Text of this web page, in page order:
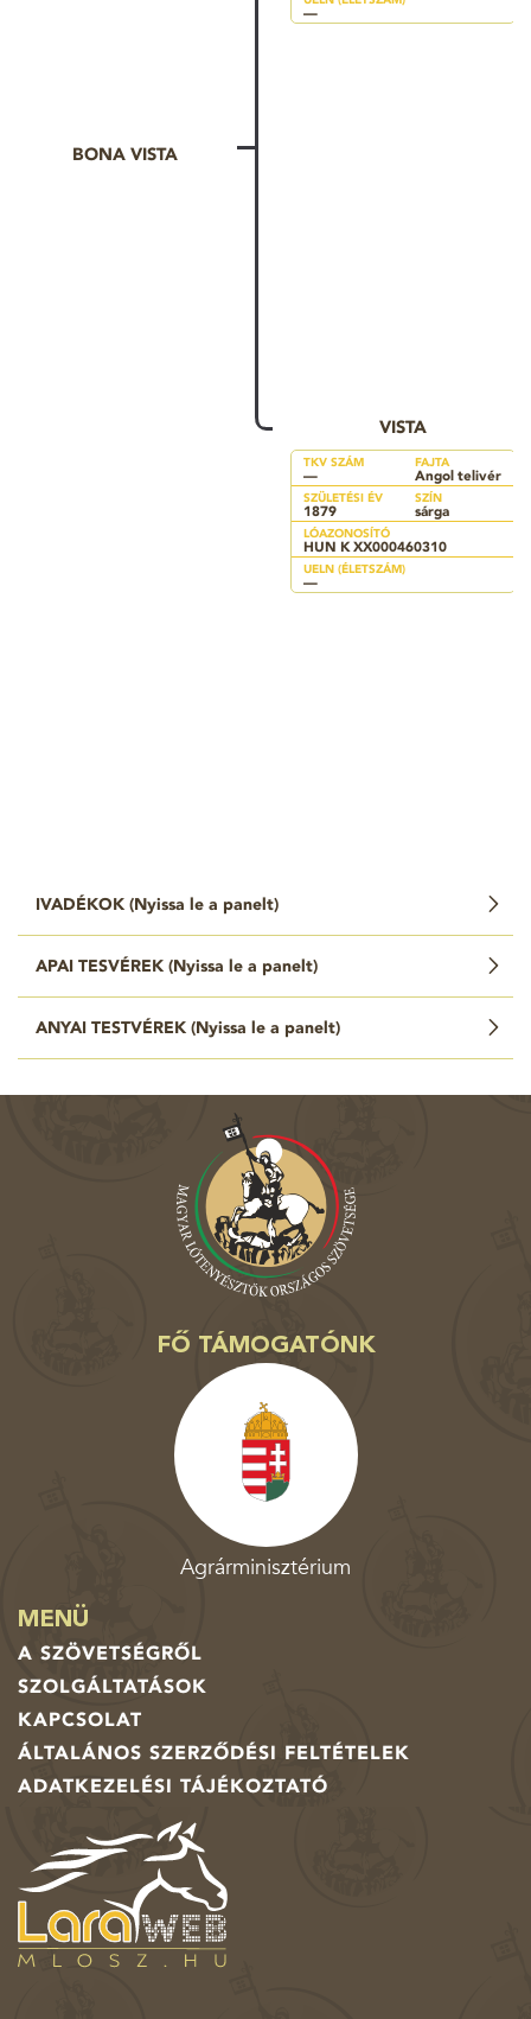
BONA VISTA
—
VISTA
TKV SZÁM
—
FAJTA
Angol telivér
SZÜLETÉSI ÉV
1879
SZÍN
sárga
LÓAZONOSÍTÓ
HUN K XX000460310
UELN (ÉLETSZÁM)
—
IVADÉKOK ( Nyissa le a panelt)
APAI TESVÉREK ( Nyissa le a panelt)
ANYAI TESTVÉREK ( Nyissa le a panelt)
FŐ TÁMOGATÓNK
Agrárminisztérium
MENÜ
A SZÖVETSÉGRŐL
SZOLGÁLTATÁSOK
KAPCSOLAT
ÁLTALÁNOS SZERZŐDÉSI FELTÉTELEK
ADATKEZELÉSI TÁJÉKOZTATÓ